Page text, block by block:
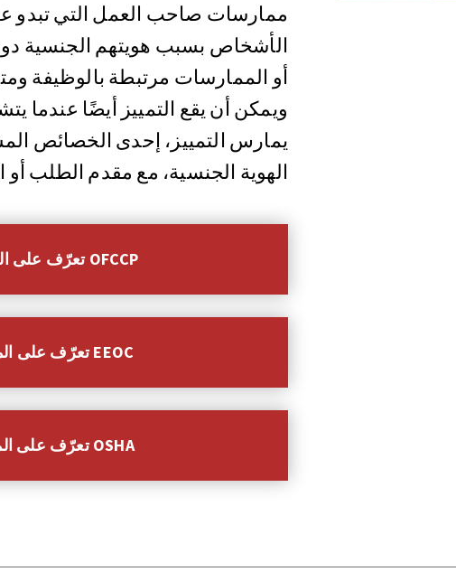
ممارسات صاحب العمل التي تبدو
الأشخاص بسبب هويتهم الجنسية
أو الممارسات مرتبطة بالوظيفة
ويمكن أن يقع التمييز أيضًا عندما
يمارس التمييز، إحدى الخصائص
الهوية الجنسية، مع مقدم الطلب
تعرّف على المزيد عن OFCCP
تعرّف على المزيد عن EEOC
تعرّف على المزيد عن OSHA